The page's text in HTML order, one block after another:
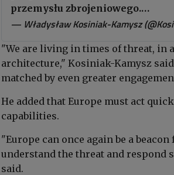
przemysłu zbrojeniowego.…
— Władysław Kosiniak-Kamysz
"We are living in times of threat, in
architecture," Kosiniak-Kamysz
matched by even greater
He added that Europe must act
capabilities.
"Europe can once again be a
understand the threat and respond
said.